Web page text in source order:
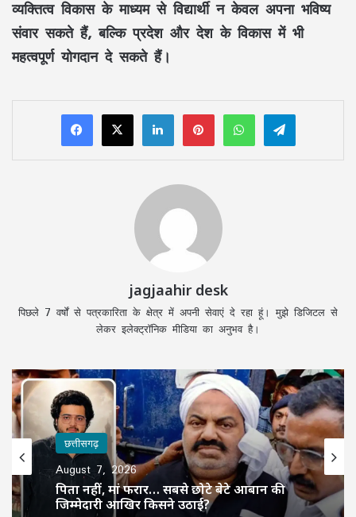
व्यक्तित्व विकास के माध्यम से विद्यार्थी न केवल अपना भविष्य
संवार सकते हैं, बल्कि प्रदेश और देश के विकास में भी
महत्वपूर्ण योगदान दे सकते हैं।
LinkedInPinterestWhatsAppTelegram
jagjaahir desk
पिछले 7 वर्षों से पत्रकारिता के क्षेत्र में अपनी सेवाएं दे रहा हूं। मुझे डिजिटल से
लेकर इलेक्ट्रॉनिक मीडिया का अनुभव है।
छत्तीसगढ़
August 7, 2026
पिता नहीं, मां फरार… सबसे छोटे बेटे आबान की
जिम्मेदारी आखिर किसने उठाई?